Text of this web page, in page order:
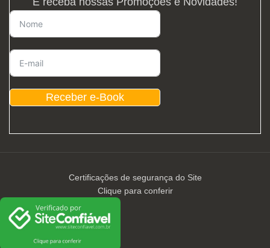
Receber e-Book
Certificações de segurança do Site
Clique para conferir